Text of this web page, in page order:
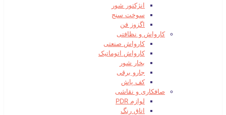
انژکتور شور
سوخت سنج
اگزوز فن
کارواش و نظافتی
کارواش صنعتی
کارواش اتوماتیک
بخار شور
جارو برقی
کف پاش
صافکاری و نقاشی
لوازم PDR
اتاق رنگ